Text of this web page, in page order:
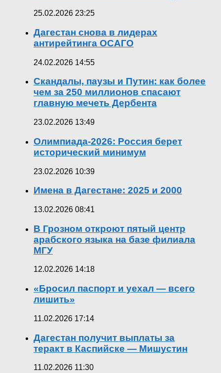
25.02.2026 23:25
Дагестан снова в лидерах
антирейтинга ОСАГО
24.02.2026 14:55
Скандалы, паузы и Путин: как более
чем за 250 миллионов спасают
главную мечеть Дербента
23.02.2026 13:49
Олимпиада-2026: Россия берет
исторический минимум
23.02.2026 10:39
Имена в Дагестане: 2025 и 2000
13.02.2026 08:41
В Грозном откроют пятый центр
арабского языка на базе филиала
МГУ
12.02.2026 14:18
«Бросил паспорт и уехал — всего
лишить»
11.02.2026 17:14
Дагестан получит выплаты за
теракт в Каспийске — Мишустин
11.02.2026 11:30